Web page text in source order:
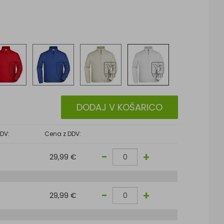
DODAJ V KOŠARICO
Cena z DDV:
29,99 € - +
29,99 € - +